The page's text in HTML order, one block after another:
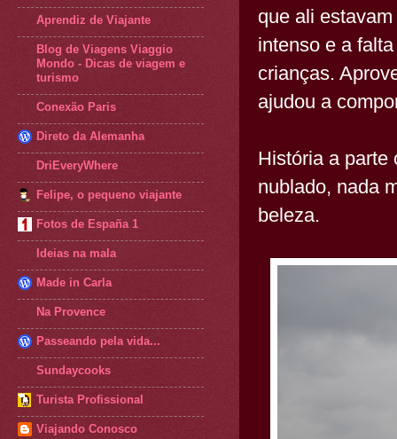
que ali
intenso e a
crianças.
ajudou a
História a parte
nublado, nada
beleza.
Aprendiz de Viajante
Blog de Viagens Viaggio
Mondo - Dicas de viagem e
turismo
Conexão Paris
Direto da Alemanha
DriEveryWhere
Felipe, o pequeno viajante
Fotos de España 1
Ideias na mala
Made in Carla
Na Provence
Passeando pela vida...
Sundaycooks
Turista Profissional
Viajando Conosco